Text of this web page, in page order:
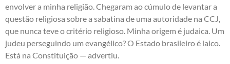
envolver a minha religião. Chegaram ao cúmulo de levantar a
questão religiosa sobre a sabatina de uma autoridade na CCJ,
que nunca teve o critério religioso. Minha origem é judaica. Um
judeu perseguindo um evangélico? O Estado brasileiro é laico.
Está na Constituição — advertiu.